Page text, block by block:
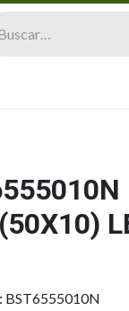
BST6555010N